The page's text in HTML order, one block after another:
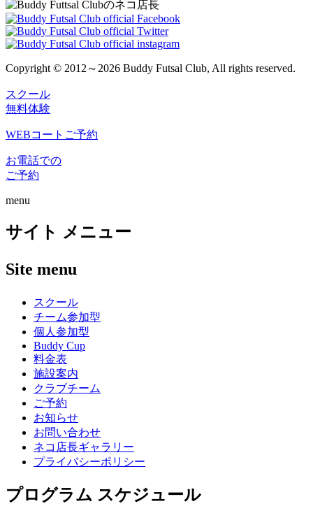
Copyright © 2012～2026 Buddy Futsal Club, All rights reserved.
スクール
無料体験
WEBコートご予約
お電話での
ご予約
menu
サイト メニュー
Site menu
スクール
チーム参加型
個人参加型
Buddy Cup
料金表
施設案内
クラブチーム
ご予約
お知らせ
お問い合わせ
ネコ店長ギャラリー
プライバシーポリシー
プログラム スケジュール